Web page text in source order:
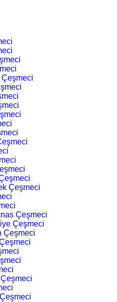
Çeşmeci
Çeşmeci
Çeşmeci
Çeşmeci